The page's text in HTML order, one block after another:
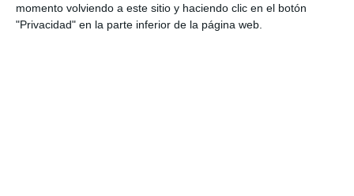
momento volviendo a este sitio y haciendo clic en el botón
"Privacidad" en la parte inferior de la página web.